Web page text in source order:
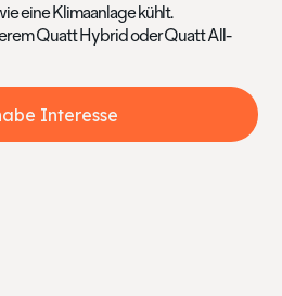
eine Klimaanlage kühlt.
Quatt Hybrid oder Quatt All-
Interesse